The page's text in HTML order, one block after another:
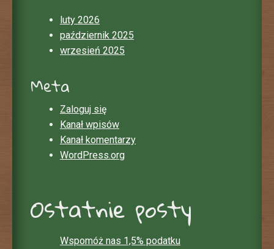
luty 2026
październik 2025
wrzesień 2025
Meta
Zaloguj się
Kanał wpisów
Kanał komentarzy
WordPress.org
Ostatnie posty
Wspomóż nas 1,5% podatku